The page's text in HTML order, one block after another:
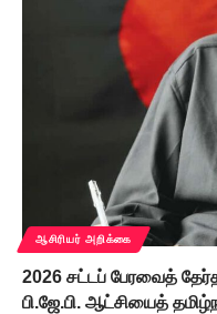
ஆசிரியர் அறிக்கை
2026 சட்டப் பேரவைத்
பி.ஜே.பி. ஆட்சியைத்